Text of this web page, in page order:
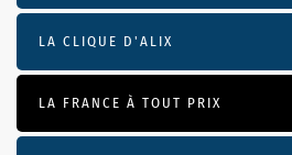
LA CLIQUE D'ALIX
LA FRANCE À TOUT PRIX